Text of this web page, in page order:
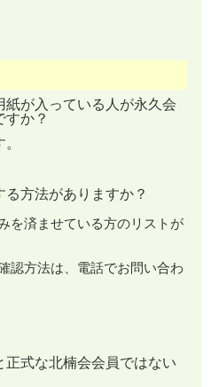
が入っている人が永久会
か？
方法がありますか？
を済ませている方のリストが
認方法は、電話でお問い合わ
正式な北楠会会員ではない